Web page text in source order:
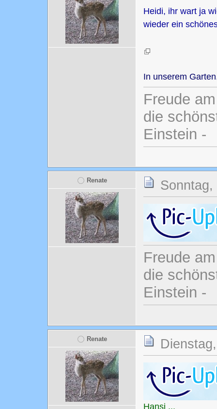
Heidi, ihr wart ja
wieder ein
In unserem
Freude
die
Einstein -
Renate
Freude
die
Einstein -
Renate
Hansi ...